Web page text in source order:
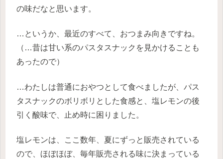
の味だなと思います。
…というか、最近のすべて、おつまみ向きですね。
（…昔は甘い系のパスタスナックを見かけることも
あったので）
…わたしは普通におやつとして食べましたが、パス
タスナックのボリボリとした食感と、塩レモンの後
引く酸味で、止め時に困りました。
塩レモンは、ここ数年、夏にずっと販売されている
ので、ほぼほぼ、毎年販売される味に決まっている